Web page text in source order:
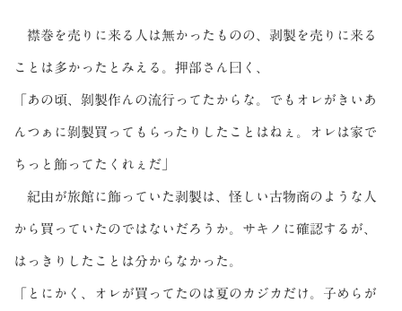
襟巻を売りに来る人は無かったものの、剥製を売りに来る
ことは多かったとみえる。押部さん曰く、
「あの頃、剝製作んの流行ってたからな。でもオレがきいあ
んつぁに剝製買ってもらったりしたことはねぇ。オレは家で
ちっと飾ってたくれぇだ」
紀由が旅館に飾っていた剥製は、怪しい古物商のような人
から買っていたのではないだろうか。サキノに確認するが、
はっきりしたことは分からなかった。
「とにかく、オレが買ってたのは夏のカジカだけ。子めらが